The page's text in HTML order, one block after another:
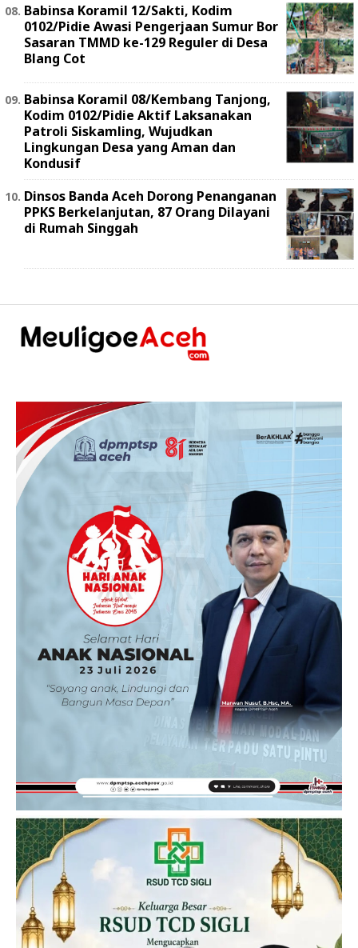
Babinsa Koramil 12/Sakti, Kodim
0102/Pidie Awasi Pengerjaan Sumur Bor
Sasaran TMMD ke-129 Reguler di Desa
Blang Cot
Babinsa Koramil 08/Kembang Tanjong,
Kodim 0102/Pidie Aktif Laksanakan
Patroli Siskamling, Wujudkan
Lingkungan Desa yang Aman dan
Kondusif
Dinsos Banda Aceh Dorong Penanganan
PPKS Berkelanjutan, 87 Orang Dilayani
di Rumah Singgah